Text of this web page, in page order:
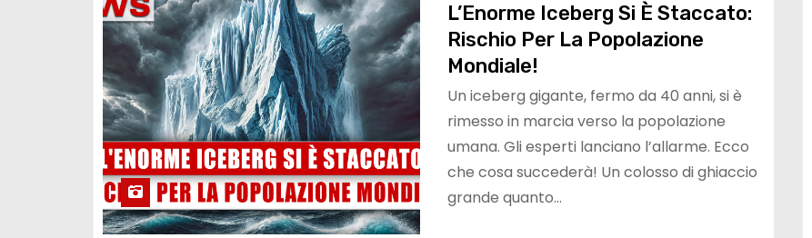
L’Enorme Iceberg Si È Staccato:
Rischio Per La Popolazione
Mondiale!
Un iceberg gigante, fermo da 40 anni, si è
rimesso in marcia verso la popolazione
umana. Gli esperti lanciano l’allarme. Ecco
che cosa succederà! Un colosso di ghiaccio
grande quanto…